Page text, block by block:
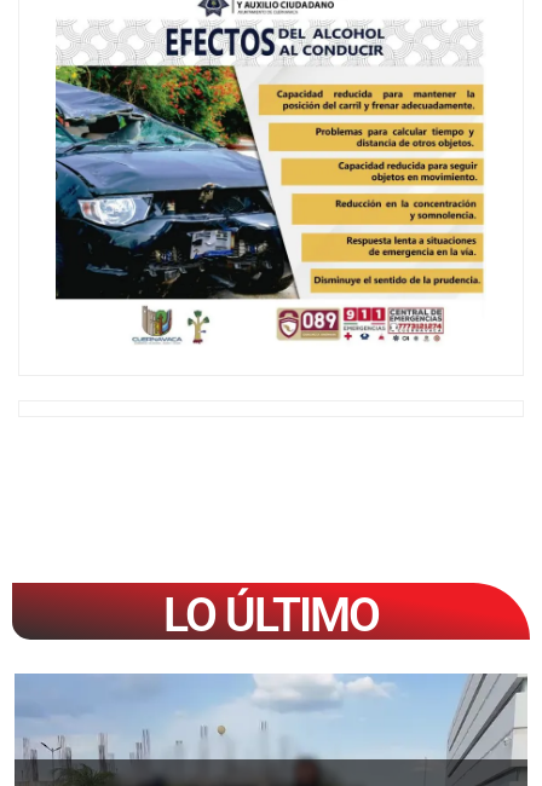
LO ÚLTIMO